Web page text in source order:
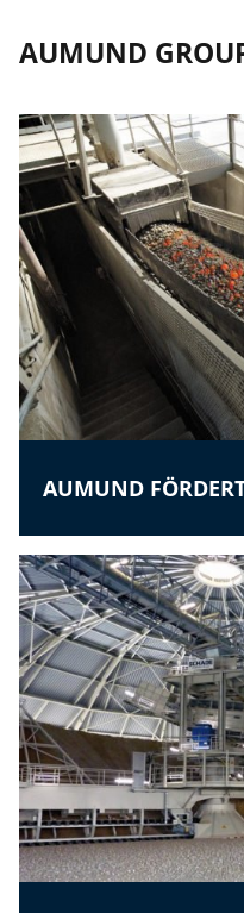
AUMUND
AUMUND